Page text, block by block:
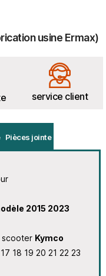
usine Ermax)
service client
Pièces jointe
2015 2023
scooter Kymco
18 19 20 21 22 23